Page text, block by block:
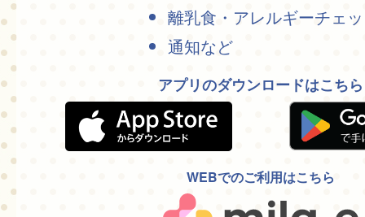
離乳食・アレルギーチェ
通知など
アプリのダウンロードはこちら
WEBでのご利用はこちら